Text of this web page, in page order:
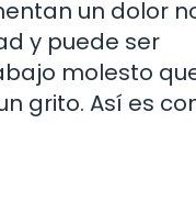
un dolor
y puede ser
molesto
grito. Así es